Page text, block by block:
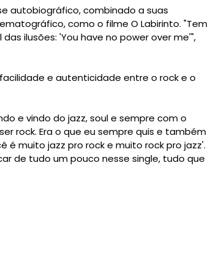
autobiográfico, combinado a suas
como o filme O Labirinto. "Tem
ilusões: 'You have no power over me'",
e autenticidade entre o rock e o
e vindo do jazz, soul e sempre com o
rock. Era o que eu sempre quis e também
é muito jazz pro rock e muito rock pro jazz'.
de tudo um pouco nesse single, tudo que